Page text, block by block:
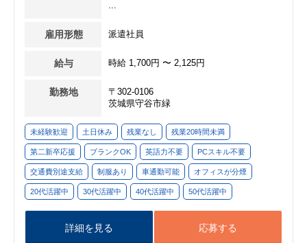
...
雇用形態 派遣社員
給与 時給 1,700円 〜 2,125円
勤務地
〒302-0106
茨城県守谷市緑
未経験歓迎 土日休み 残業なし 残業20時間未満
第二新卒応援 ブランクOK 英語力不要 PCスキル不要
交通費別途支給 制服あり 車通勤可能 オフィスが分煙
20代活躍中 30代活躍中 40代活躍中 50代活躍中
応募する
詳細を見る